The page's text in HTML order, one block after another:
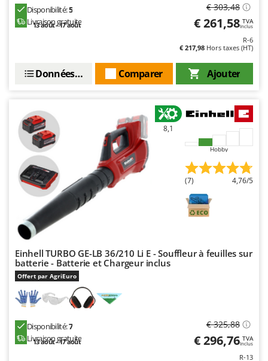
Disponibilité:5
Livraison gratuite
13 août - 17 août
€ 303,48
€ 261,58 TVA
Inclus
R-6
€ 217,98 Hors taxes (HT)
Ajouter
Comparer
Données techniques
8,1
Hobby
(7) 4,76/5
Einhell TURBO GE-LB 36/210 Li E - Souffleur à feuilles sur
batterie - Batterie et Chargeur inclus
Offert par AgriEuro
Disponibilité:7
Livraison gratuite
13 août - 17 août
€ 325,88
€ 296,76 TVA
Inclus
R-13